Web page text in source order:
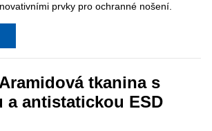
prvky pro ochranné nošení.
Aramidová tkanina s
a antistatickou ESD